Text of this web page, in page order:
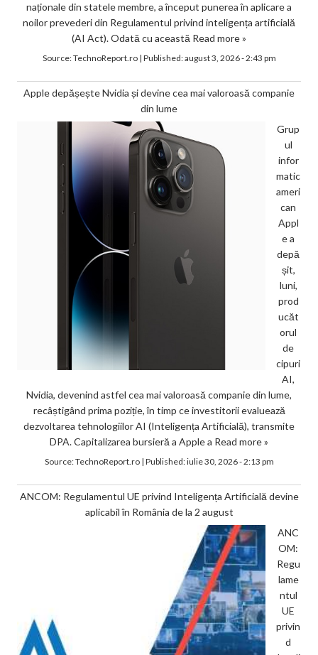
naționale din statele membre, a început punerea în aplicare a
noilor prevederi din Regulamentul privind inteligența artificială
(AI Act). Odată cu această Read more »
Source:TechnoReport.ro| Published:august 3, 2026 - 2:43 pm
Apple depășește Nvidia și devine cea mai valoroasă companie
din lume
Grup
ul
infor
matic
ameri
can
Appl
e a
depă
șit,
luni,
prod
ucăt
orul
de
cipuri
AI,
Nvidia, devenind astfel cea mai valoroasă companie din lume,
recâștigând prima poziție, în timp ce investitorii evaluează
dezvoltarea tehnologiilor AI (Inteligența Artificială), transmite
DPA. Capitalizarea bursieră a Apple a Read more »
Source:TechnoReport.ro| Published:iulie 30, 2026 - 2:13 pm
ANCOM: Regulamentul UE privind Inteligența Artificială devine
aplicabil în România de la 2 august
ANC
OM:
Regu
lame
ntul
UE
privin
d